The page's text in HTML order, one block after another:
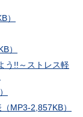
）
）
う!!～ストレス軽
MP3-2,857KB）